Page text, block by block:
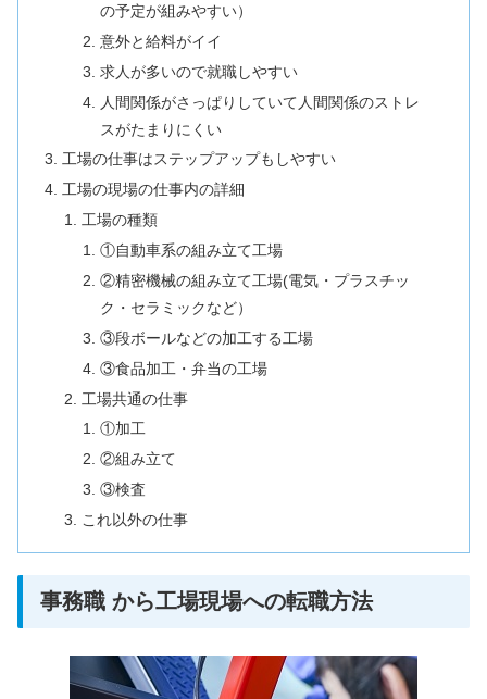
の予定が組みやすい）
意外と給料がイイ
求人が多いので就職しやすい
人間関係がさっぱりしていて人間関係のストレ
スがたまりにくい
工場の仕事はステップアップもしやすい
工場の現場の仕事内の詳細
工場の種類
①自動車系の組み立て工場
②精密機械の組み立て工場(電気・プラスチッ
ク・セラミックなど）
③段ボールなどの加工する工場
③食品加工・弁当の工場
工場共通の仕事
①加工
②組み立て
③検査
これ以外の仕事
事務職 から工場現場への転職方法